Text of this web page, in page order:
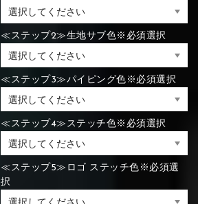
⑭Caramel ⑮Wine red
⑪Black
⑭Caramel ⑮Wine red
⑪Black ⑫Ivory
⑭Caramel ⑮Wine red
⑧Yellow
⑪Blue ⑫Aqua blue
⑭Pink ⑮Rose pink
⑧Yellow ⑨Orange
⑪Blue ⑫Aqua blue
⑭Pink
≪ステップ2≫生地サブ色※必須選択
≪ステップ3≫パイピング色※必須選択
≪ステップ4≫ステッチ色※必須選択
≪ステップ5≫ロゴ ステッチ色※必須選
択